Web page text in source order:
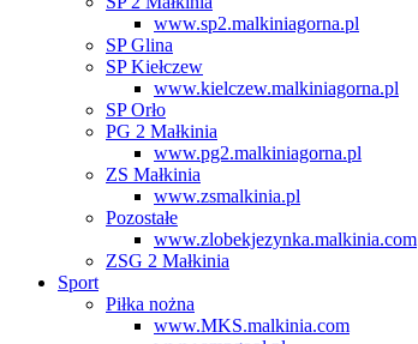
www.sp2.malkiniagorna.pl
SP Glina
SP Kiełczew
www.kielczew.malkiniagorna.pl
SP Orło
PG 2 Małkinia
www.pg2.malkiniagorna.pl
ZS Małkinia
www.zsmalkinia.pl
Pozostałe
www.zlobekjezynka.malkinia.com
ZSG 2 Małkinia
Sport
Piłka nożna
www.MKS.malkinia.com